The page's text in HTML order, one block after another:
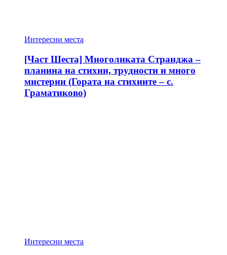
Интересни места
[Част Шеста] Многоликата Странджа –
планина на стихии, трудности и много
мистерии (Гората на стихиите – с.
Граматиково)
Интересни места